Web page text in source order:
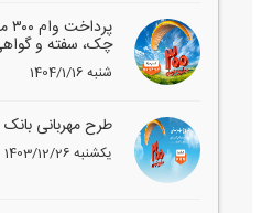
چک، سفته و
1404/1/16 شنبه
طرح مهربانی بانک
1403/12/26 یکشنبه